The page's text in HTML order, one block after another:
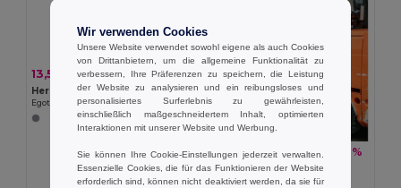
13,52 € 20,85 € -35%
Herrenhosen aus Baumwolle und Polyester
Egotier 30178
21,62 € 34,49 € -37%
TH Clothes 30247
Hose aus Baumwolle und Elastan
Wir verwenden Cookies
Unsere Website verwendet sowohl eigene als auch Cookies
von Drittanbietern, um die allgemeine Funktionalität zu
verbessern, Ihre Präferenzen zu speichern, die Leistung
der Website zu analysieren und ein reibungsloses und
personalisiertes Surferlebnis zu gewährleisten,
einschließlich maßgeschneidertem Inhalt, optimierten
Interaktionen mit unserer Website und Werbung.
Sie können Ihre Cookie-Einstellungen jederzeit verwalten.
Essenzielle Cookies, die für das Funktionieren der Website
erforderlich sind, können nicht deaktiviert werden, da sie für